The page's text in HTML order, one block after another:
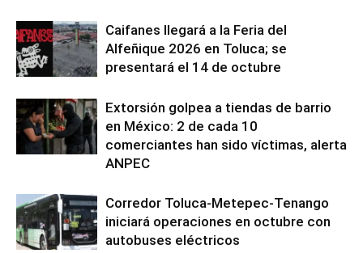
Caifanes llegará a la Feria del
Alfeñique 2026 en Toluca; se
presentará el 14 de octubre
Extorsión golpea a tiendas de barrio
en México: 2 de cada 10
comerciantes han sido víctimas, alerta
ANPEC
Corredor Toluca-Metepec-Tenango
iniciará operaciones en octubre con
autobuses eléctricos